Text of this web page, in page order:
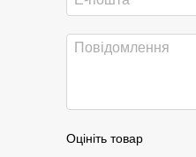
Оцініть товар